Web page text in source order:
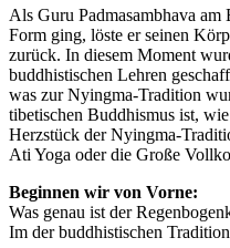
Als Guru Padmasambhava
Form ging, löste er seinen
zurück. In diesem Moment
buddhistischen Lehren
was zur Nyingma-Tradition
tibetischen Buddhismus ist,
Herzstück der Nyingma-
Ati Yoga oder die Große
Beginnen wir von Vorne:
Was genau ist der
Im der buddhistischen